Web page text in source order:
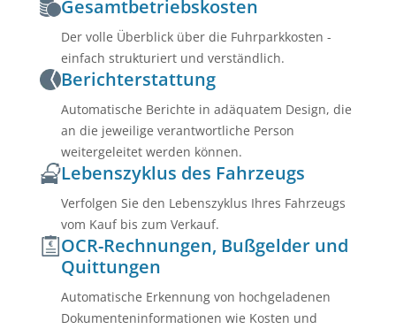
Gesamtbetriebskosten
Der volle Überblick über die Fuhrparkkosten -
einfach strukturiert und verständlich.
Berichterstattung
Automatische Berichte in adäquatem Design, die
an die jeweilige verantwortliche Person
weitergeleitet werden können.
Lebenszyklus des Fahrzeugs
Verfolgen Sie den Lebenszyklus Ihres Fahrzeugs
vom Kauf bis zum Verkauf.
OCR-Rechnungen, Bußgelder und
Quittungen
Automatische Erkennung von hochgeladenen
Dokumenteninformationen wie Kosten und